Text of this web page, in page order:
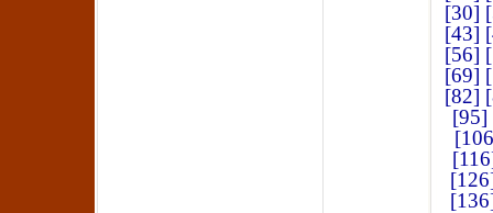
[30]
[43]
[56]
[69]
[82]
[95]